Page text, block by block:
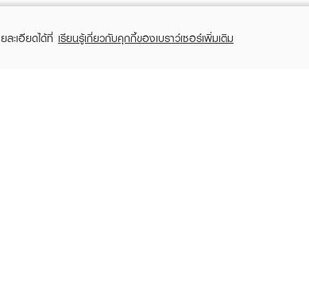
ะเอียดได้ที่ เรียนรู้เกี่ยวกับคุกกี้ของเบราว์เซอร์เพิ่มเติม